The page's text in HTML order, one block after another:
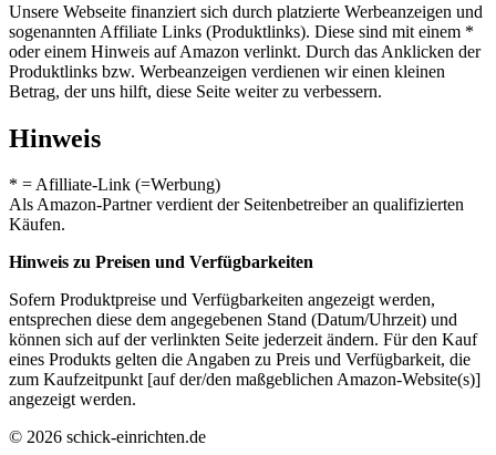
Unsere Webseite finanziert sich durch platzierte Werbeanzeigen und
sogenannten Affiliate Links (Produktlinks). Diese sind mit einem *
oder einem Hinweis auf Amazon verlinkt. Durch das Anklicken der
Produktlinks bzw. Werbeanzeigen verdienen wir einen kleinen
Betrag, der uns hilft, diese Seite weiter zu verbessern.
Hinweis
* = Afilliate-Link (=Werbung)
Als Amazon-Partner verdient der Seitenbetreiber an qualifizierten
Käufen.
Hinweis zu Preisen und Verfügbarkeiten
Sofern Produktpreise und Verfügbarkeiten angezeigt werden,
entsprechen diese dem angegebenen Stand (Datum/Uhrzeit) und
können sich auf der verlinkten Seite jederzeit ändern. Für den Kauf
eines Produkts gelten die Angaben zu Preis und Verfügbarkeit, die
zum Kaufzeitpunkt [auf der/den maßgeblichen Amazon-Website(s)]
angezeigt werden.
© 2026 schick-einrichten.de